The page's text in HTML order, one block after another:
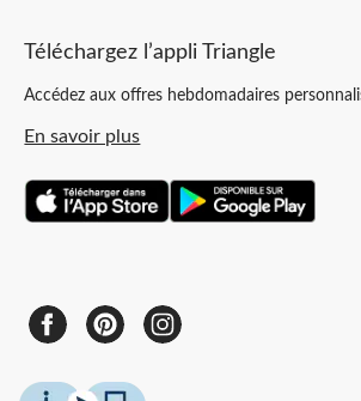
Téléchargez l’appli Triangle
Accédez aux offres hebdomadaires
En savoir plus